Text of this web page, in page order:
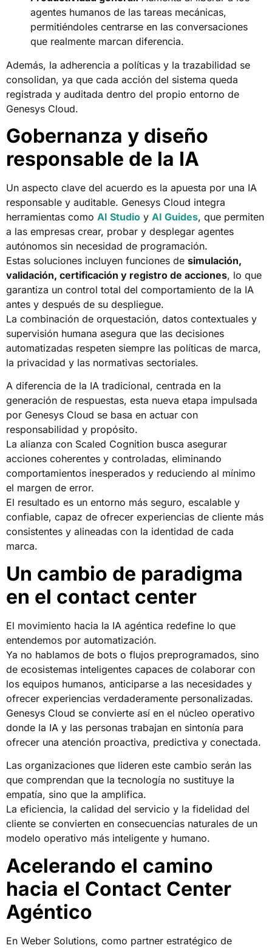
agentes humanos de las tareas mecánicas,
permitiéndoles centrarse en las conversaciones
que realmente marcan diferencia.
Además, la adherencia a políticas y la trazabilidad se
consolidan, ya que cada acción del sistema queda
registrada y auditada dentro del propio entorno de
Genesys Cloud.
Gobernanza y diseño
responsable de la IA
Un aspecto clave del acuerdo es la apuesta por una IA
responsable y auditable. Genesys Cloud integra
herramientas como AI Studio y AI Guides, que permiten
a las empresas crear, probar y desplegar agentes
autónomos sin necesidad de programación.
Estas soluciones incluyen funciones de simulación,
validación, certificación y registro de acciones, lo que
garantiza un control total del comportamiento de la IA
antes y después de su despliegue.
La combinación de orquestación, datos contextuales y
supervisión humana asegura que las decisiones
automatizadas respeten siempre las políticas de marca,
la privacidad y las normativas sectoriales.
A diferencia de la IA tradicional, centrada en la
generación de respuestas, esta nueva etapa impulsada
por Genesys Cloud se basa en actuar con
responsabilidad y propósito.
La alianza con Scaled Cognition busca asegurar
acciones coherentes y controladas, eliminando
comportamientos inesperados y reduciendo al mínimo
el margen de error.
El resultado es un entorno más seguro, escalable y
confiable, capaz de ofrecer experiencias de cliente más
consistentes y alineadas con la identidad de cada
marca.
Un cambio de paradigma
en el contact center
El movimiento hacia la IA agéntica redefine lo que
entendemos por automatización.
Ya no hablamos de bots o flujos preprogramados, sino
de ecosistemas inteligentes capaces de colaborar con
los equipos humanos, anticiparse a las necesidades y
ofrecer experiencias verdaderamente personalizadas.
Genesys Cloud se convierte así en el núcleo operativo
donde la IA y las personas trabajan en sintonía para
ofrecer una atención proactiva, predictiva y conectada.
Las organizaciones que lideren este cambio serán las
que comprendan que la tecnología no sustituye la
empatía, sino que la amplifica.
La eficiencia, la calidad del servicio y la fidelidad del
cliente se convierten en consecuencias naturales de un
modelo operativo más inteligente y humano.
Acelerando el camino
hacia el Contact Center
Agéntico
En Weber Solutions, como partner estratégico de